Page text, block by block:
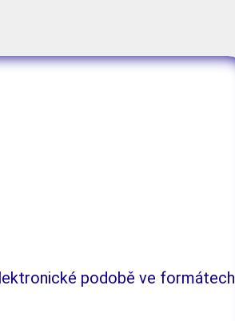
podobě ve formátech